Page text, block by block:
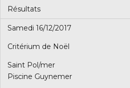
Résultats
Samedi 16/12/2017
Critérium de Noël
Saint Pol/mer
Piscine Guynemer